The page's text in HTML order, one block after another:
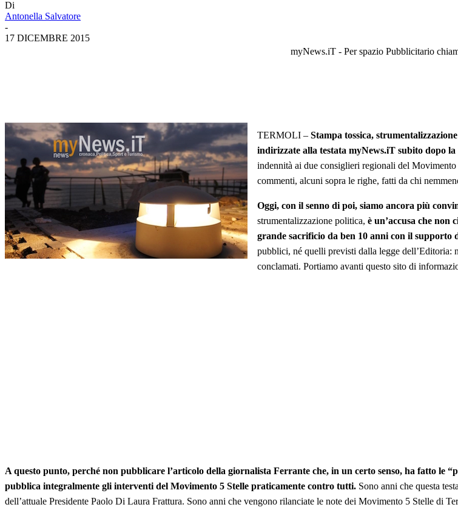
Di
Antonella Salvatore
-
17 DICEMBRE 2015
myNews.iT - Per spazio Pubblicitario
TERMOLI – Stampa tossica,
indirizzate alla testata myNews.iT subito dopo
indennità ai due consiglieri regionali del Movimento
commenti, alcuni sopra le righe, fatti da chi
Oggi, con il senno di poi, siamo ancora più
strumentalizzazione politica, è un’accusa che non
grande sacrificio da ben 10 anni con il supporto
pubblici, né quelli previsti dalla legge dell’Editoria:
conclamati. Portiamo avanti questo sito di
A questo punto, perché non pubblicare l’articolo della giornalista Ferrante che, in un certo senso, ha fatto le
pubblica integralmente gli interventi del Movimento 5 Stelle praticamente contro tutti. Sono anni che questa
dell’attuale Presidente Paolo Di Laura Frattura. Sono anni che vengono rilanciate le note dei Movimento 5 Stelle di